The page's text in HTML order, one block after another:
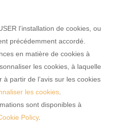
l’installation de cookies, ou
précédemment accordé.
en matière de cookies à
les cookies, à laquelle
à partir de l’avis sur les cookies
les cookies.
sont disponibles à
Policy.